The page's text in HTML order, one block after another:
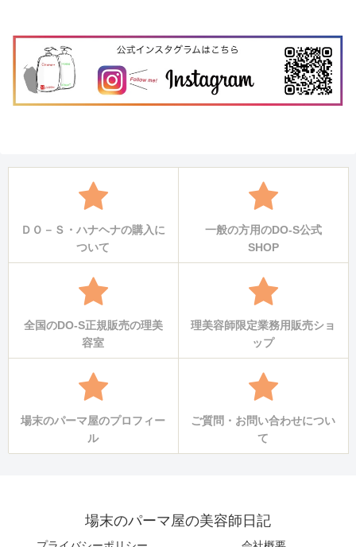
ＤＯ－Ｓ・ハナヘナの購入に
ついて
一般の方用のDO-S公式
SHOP
全国のDO-S正規販売の理美
容室
理美容師限定業務用販売ショ
ップ
場末のパーマ屋のプロフィー
ル
ご質問・お問い合わせについ
て
場末のパーマ屋の美容師日記